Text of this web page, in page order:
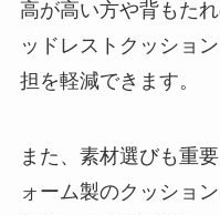
高が高い方や背もた
ッドレストクッショ
担を軽減できます。
また、素材選びも重
ォーム製のクッショ